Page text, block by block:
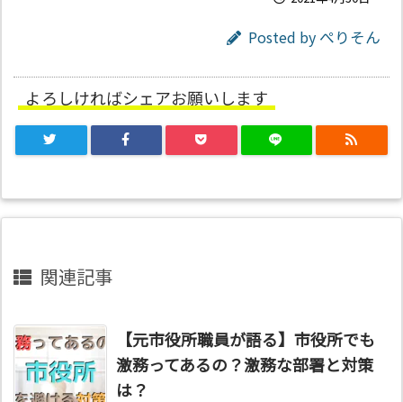
Posted by ぺりそん
よろしければシェアお願いします
関連記事
【元市役所職員が語る】市役所でも
激務ってあるの？激務な部署と対策
は？